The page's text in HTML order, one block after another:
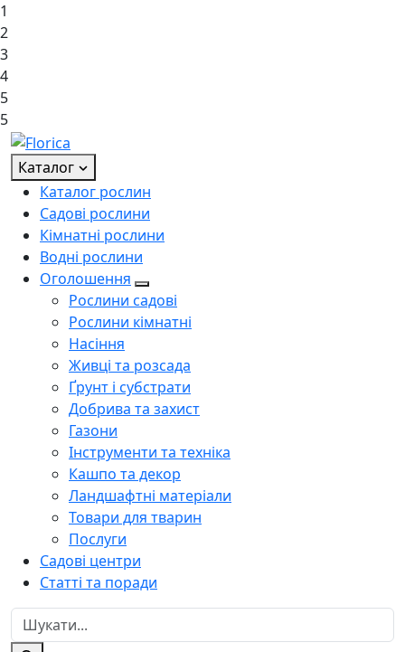
1
2
3
4
5
5
Каталог
Каталог рослин
Садові рослини
Кімнатні рослини
Водні рослини
Оголошення
Рослини садові
Рослини кімнатні
Насіння
Живці та розсада
Ґрунт і субстрати
Добрива та захист
Газони
Інструменти та техніка
Кашпо та декор
Ландшафтні матеріали
Товари для тварин
Послуги
Садові центри
Статті та поради